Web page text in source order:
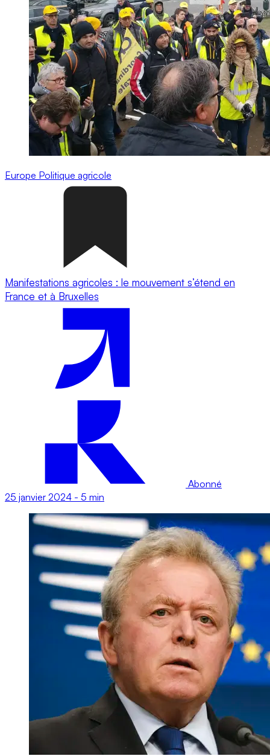
Europe Politique agricole
Manifestations agricoles : le mouvement s’étend en
France et à Bruxelles
Abonné
25 janvier 2024 - 5 min